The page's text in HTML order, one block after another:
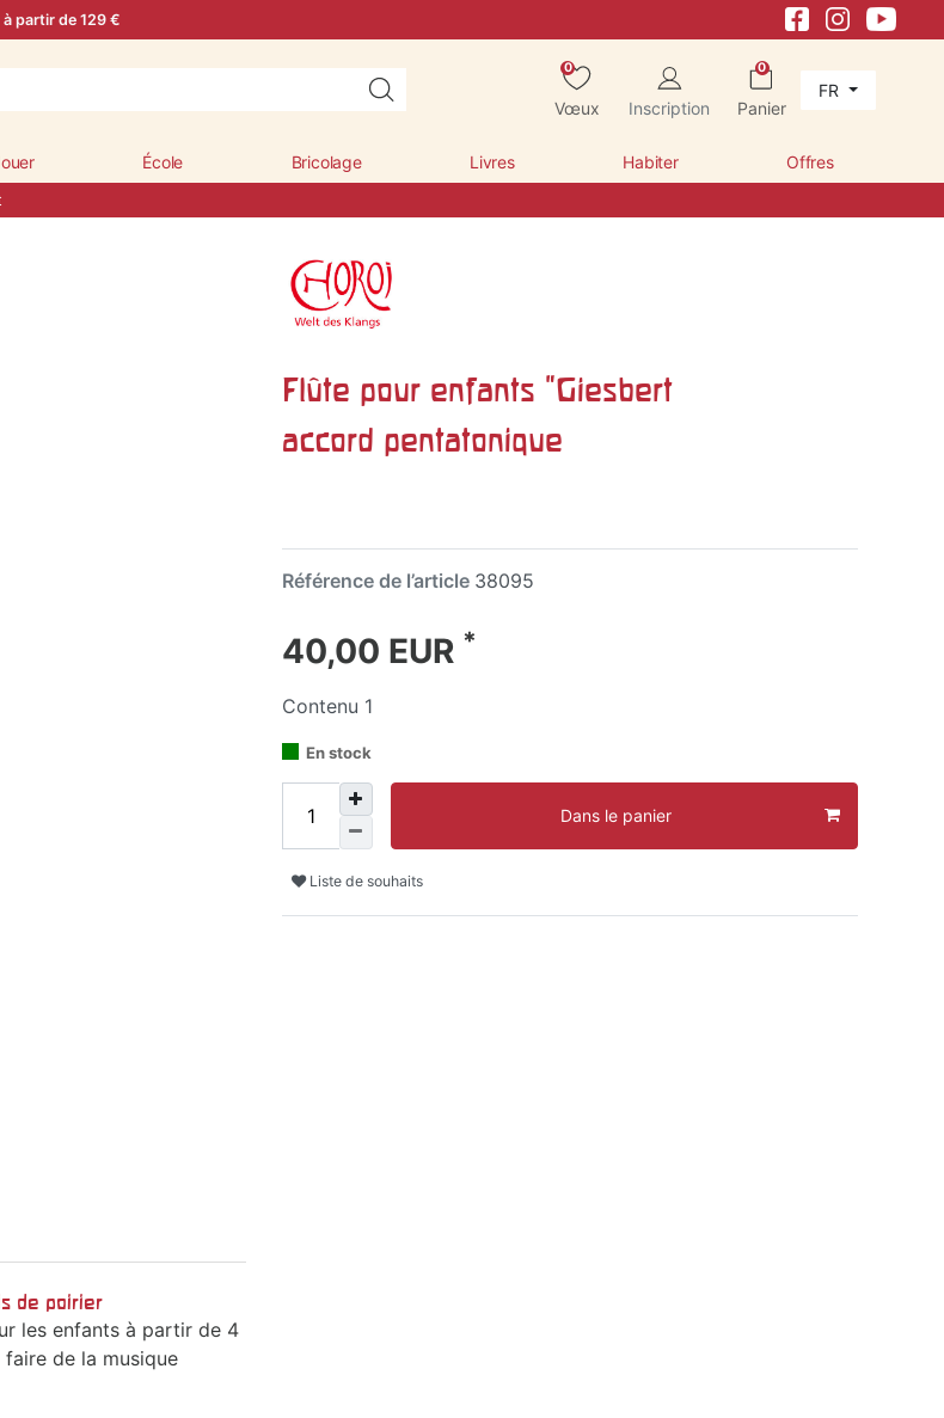
partir de 129 €
0
Vœux Inscription
0
Panier
FR
École Bricolage Livres Habiter Offres
Flûte pour enfants "Giesbert
accord pentatonique
Référence de l’article 38095
40,00 EUR *
Contenu 1
En stock
Dans le panier
Liste de souhaits
de poirier
les enfants à partir de 4
de la musique